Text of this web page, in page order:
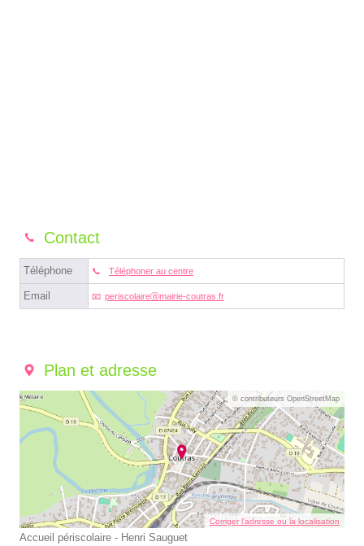
Contact
Téléphone Téléphoner au centre
Email periscolaireⓐmairie-coutras.fr
Plan et adresse
© contributeurs OpenStreetMap
Corriger l’adresse ou la localisation
Accueil périscolaire - Henri Sauguet